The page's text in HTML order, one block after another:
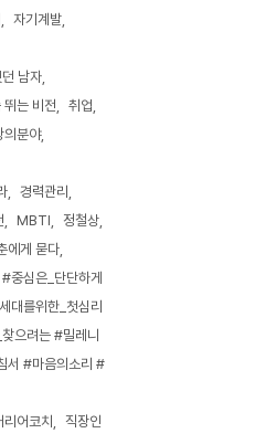
자기계발
남자
뛰는 비전
취업
의분야
경력관리
MBTI
정철상
에게 묻다
중심은_단단하게
대를위한_첫심리
으려는 #밀레니
서 #마음의소리 #
리어코치 직장인